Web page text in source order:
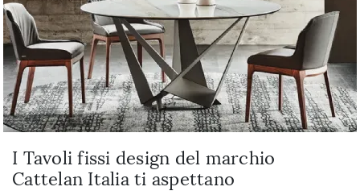
I Tavoli fissi design del marchio
Cattelan Italia ti aspettano